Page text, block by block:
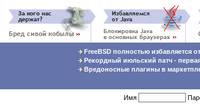
FreeBSD полностью избавляется
Рекордный июльский патч -
Вредоносные плагины в
Имя